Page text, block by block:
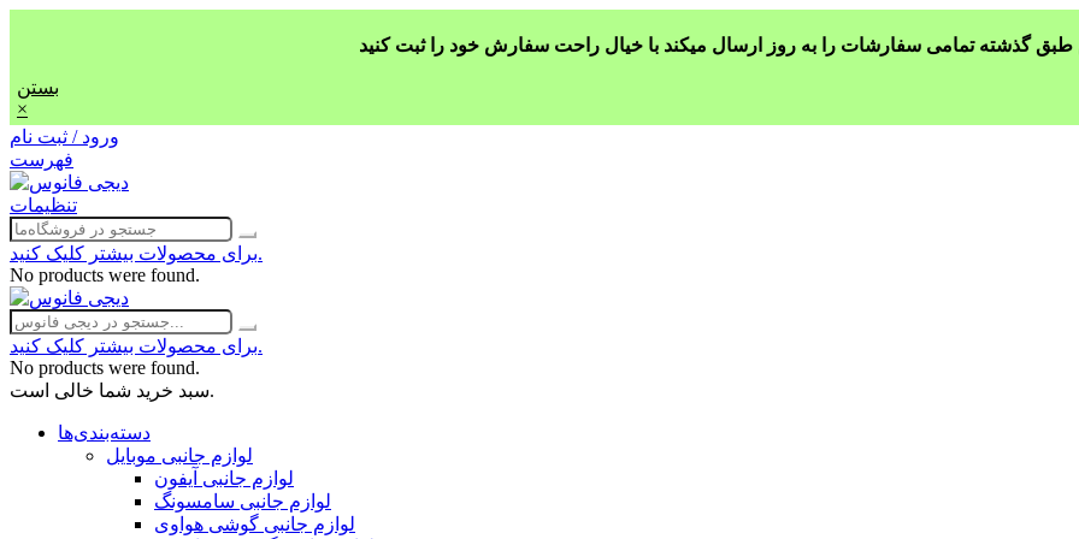
بستن
×
ورود / ثبت نام
فهرست
تنظیمات
برای محصولات بیشتر کلیک کنید.
No products were found.
برای محصولات بیشتر کلیک کنید.
No products were found.
سبد خرید شما خالی است.
دسته‌بندی‌ها
لوازم جانبی موبایل
لوازم جانبی آیفون
لوازم جانبی سامسونگ
لوازم جانبی گوشی هواوی